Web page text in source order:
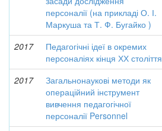
персоналії (на прикладі О. І.
Маркуша та Т. Ф. Бугайко )
2017
Педагогічні ідеї в окремих
персоналіях кінця ХХ століття
2017
Загальнонаукові методи як
операційний інструмент
вивчення педагогічної
персоналії Personnel